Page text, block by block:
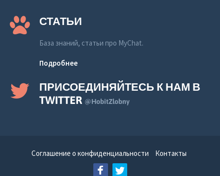
СТАТЬИ
База знаний, статьи про MyChat.
Подробнее
ПРИСОЕДИНЯЙТЕСЬ К НАМ В
TWITTER @HobitZlobny
Соглашение о конфиденциальности Контакты